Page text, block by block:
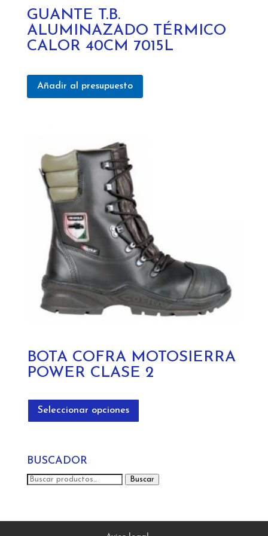
GUANTE T.B.
ALUMINAZADO TÉRMICO
CALOR 40CM 7015L
Añadir al presupuesto
BOTA COFRA MOTOSIERRA
POWER CLASE 2
Seleccionar opciones
opciones
elegir
en
BUSCADOR
Buscar
Buscar